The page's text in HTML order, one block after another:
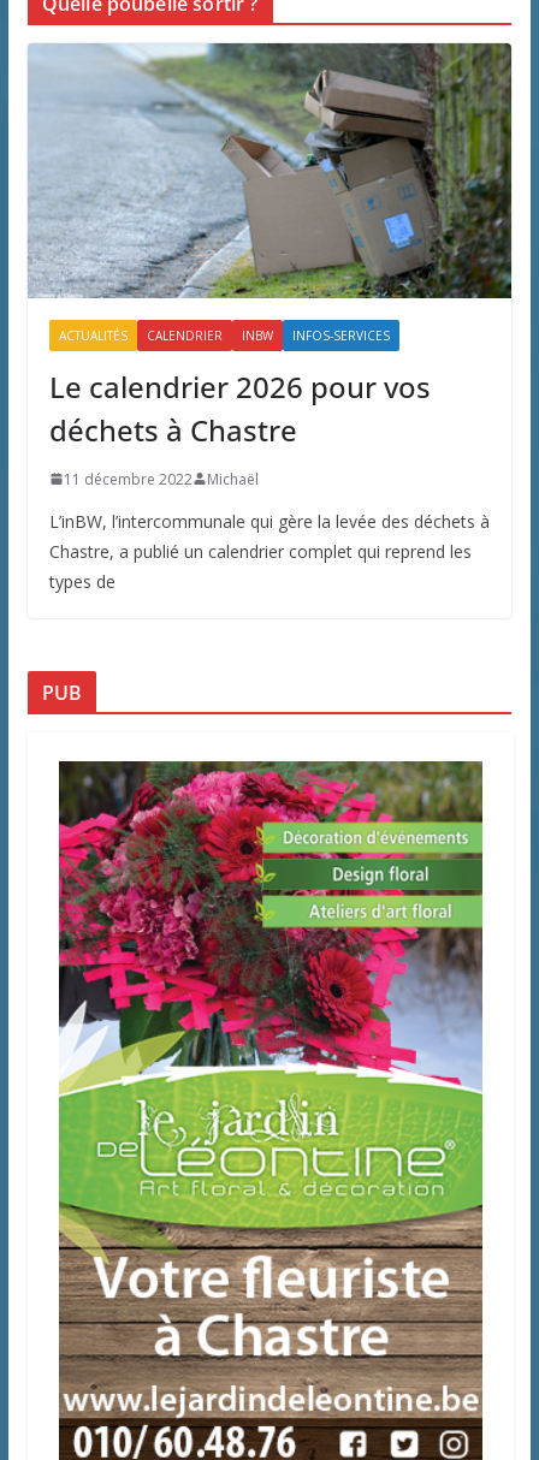
ACTUALITÉS CALENDRIER INBW INFOS-SERVICES
Le calendrier 2026 pour vos
déchets à Chastre
11 décembre 2022 Michaël
L’inBW, l’intercommunale qui gère la levée des déchets à
Chastre, a publié un calendrier complet qui reprend les
types de
PUB